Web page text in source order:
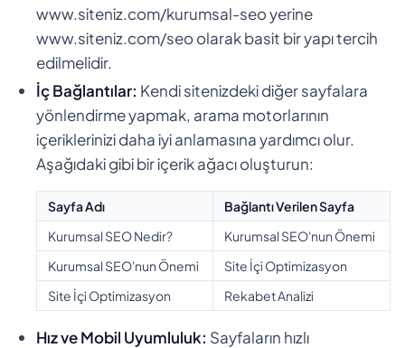
www.siteniz.com/kurumsal-seo yerine
www.siteniz.com/seo olarak basit bir yapı tercih
edilmelidir.
İç Bağlantılar: Kendi sitenizdeki diğer sayfalara
yönlendirme yapmak, arama motorlarının
içeriklerinizi daha iyi anlamasına yardımcı olur.
Aşağıdaki gibi bir içerik ağacı oluşturun:
Sayfa Adı
Bağlantı Verilen Sayfa
Kurumsal SEO Nedir?
Kurumsal SEO'nun Önemi
Kurumsal SEO'nun Önemi
Site İçi Optimizasyon
Site İçi Optimizasyon
Rekabet Analizi
Hız ve Mobil Uyumluluk: Sayfaların hızlı